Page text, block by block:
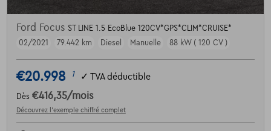
Ford Focus ST LINE 1.5 EcoBlue 120CV*GPS*CLIM*CRUISE*
02/2021
79.442 km Diesel Manuelle 88 kW ( 120 CV )
€20.998 1 ✓ TVA déductible
Dès €416,35/mois
Découvrez l’exemple chiffré complet